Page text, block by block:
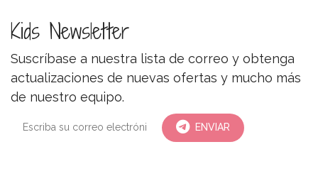
Kids Newsletter
Suscríbase a nuestra lista de correo y obtenga
actualizaciones de nuevas ofertas y mucho más
de nuestro equipo.
ENVIAR